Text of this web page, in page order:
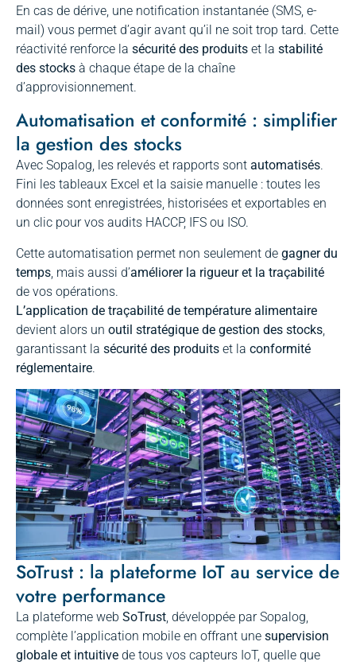
En cas de dérive, une notification instantanée (SMS, e-
mail) vous permet d’agir avant qu’il ne soit trop tard. Cette
réactivité renforce la sécurité des produits et la stabilité
des stocks à chaque étape de la chaîne
d’approvisionnement.
Automatisation et conformité : simplifier
la gestion des stocks
Avec Sopalog, les relevés et rapports sont automatisés.
Fini les tableaux Excel et la saisie manuelle : toutes les
données sont enregistrées, historisées et exportables en
un clic pour vos audits HACCP, IFS ou ISO.
Cette automatisation permet non seulement de gagner du
temps , mais aussi d’améliorer la rigueur et la traçabilité
de vos opérations.
L’application de traçabilité de température alimentaire
devient alors un outil stratégique de gestion des stocks
garantissant la sécurité des produits et la conformité
réglementaire.
SoTrust : la plateforme IoT au service de
votre performance
La plateforme web SoTrust , développée par Sopalog,
complète l’application mobile en offrant une supervision
globale et intuitive de tous vos capteurs IoT, quelle que